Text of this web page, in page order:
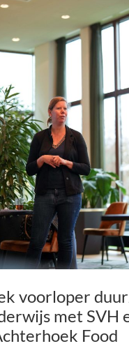
voorloper
met SVH
Food